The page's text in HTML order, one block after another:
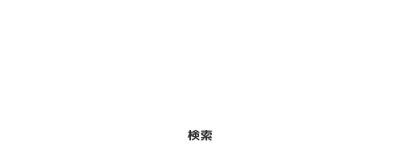
検索